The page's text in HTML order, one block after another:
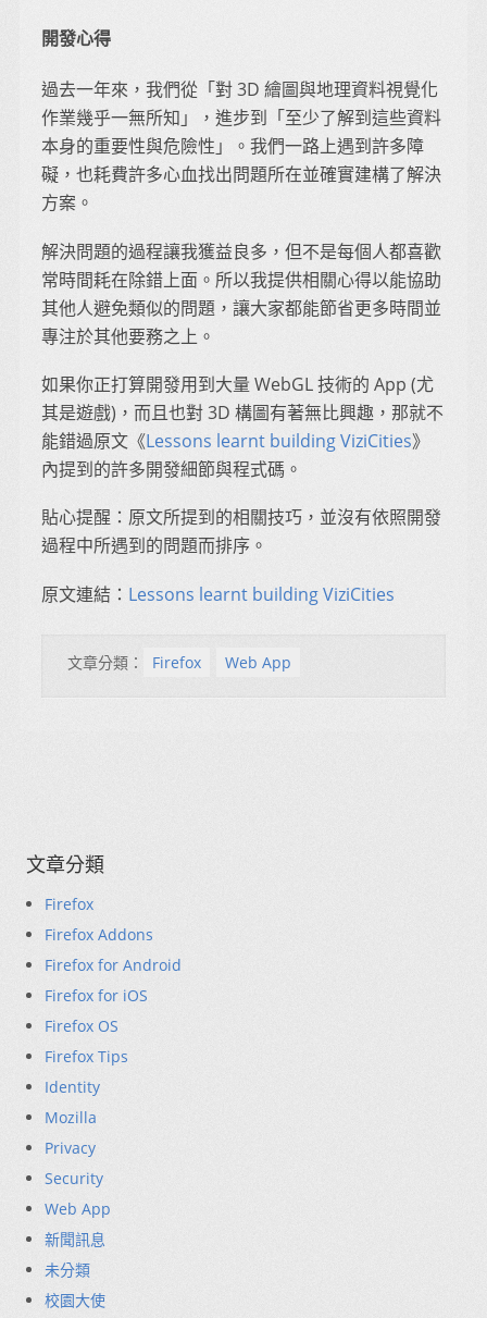
開發心得
過去一年來，我們從「對 3D 繪圖與地理資料視覺化
作業幾乎一無所知」，進步到「至少了解到這些資料
本身的重要性與危險性」。我們一路上遇到許多障
礙，也耗費許多心血找出問題所在並確實建構了解決
方案。
解決問題的過程讓我獲益良多，但不是每個人都喜歡
常時間耗在除錯上面。所以我提供相關心得以能協助
其他人避免類似的問題，讓大家都能節省更多時間並
專注於其他要務之上。
如果你正打算開發用到大量 WebGL 技術的 App (尤
其是遊戲)，而且也對 3D 構圖有著無比興趣，那就不
能錯過原文《Lessons learnt building ViziCities》
內提到的許多開發細節與程式碼。
貼心提醒：原文所提到的相關技巧，並沒有依照開發
過程中所遇到的問題而排序。
原文連結： Lessons learnt building ViziCities
文章分類： Firefox Web App
文章分類
Firefox
Firefox Addons
Firefox for Android
Firefox for iOS
Firefox OS
Firefox Tips
Identity
Mozilla
Privacy
Security
Web App
新聞訊息
未分類
校園大使